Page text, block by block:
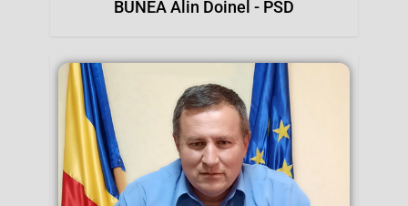
BUNEA Alin Doinel - PSD